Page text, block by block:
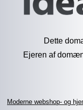
Dette
Ejeren af
Moderne webshop- og